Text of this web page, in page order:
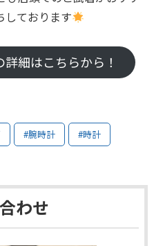
しております
細はこちらから！
#腕時計 #時計
わせ